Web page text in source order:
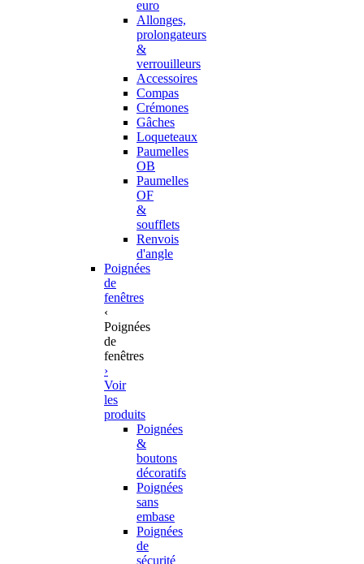
euro
Allonges,
prolongateurs
&
verrouilleurs
Accessoires
Compas
Crémones
Gâches
Loqueteaux
Paumelles
OB
Paumelles
OF
&
soufflets
Renvois
d'angle
Poignées
de
fenêtres
‹
Poignées
de
fenêtres
›
Voir
les
produits
Poignées
&
boutons
décoratifs
Poignées
sans
embase
Poignées
de
sécurité